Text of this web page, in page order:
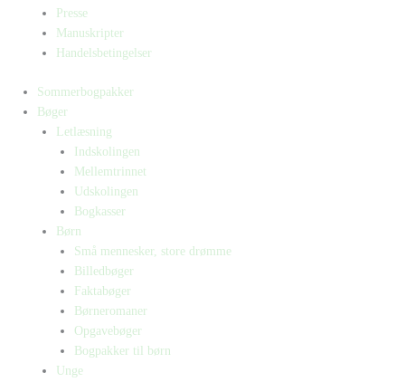
Presse
Manuskripter
Handelsbetingelser
Sommerbogpakker
Bøger
Letlæsning
Indskolingen
Mellemtrinnet
Udskolingen
Bogkasser
Børn
Små mennesker, store drømme
Billedbøger
Faktabøger
Børneromaner
Opgavebøger
Bogpakker til børn
Unge